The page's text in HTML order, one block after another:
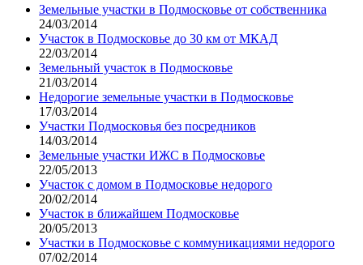
Земельные участки в Подмосковье от собственника
24/03/2014
Участок в Подмосковье до 30 км от МКАД
22/03/2014
Земельный участок в Подмосковье
21/03/2014
Недорогие земельные участки в Подмосковье
17/03/2014
Участки Подмосковья без посредников
14/03/2014
Земельные участки ИЖС в Подмосковье
22/05/2013
Участок с домом в Подмосковье недорого
20/02/2014
Участок в ближайшем Подмосковье
20/05/2013
Участки в Подмосковье с коммуникациями недорого
07/02/2014